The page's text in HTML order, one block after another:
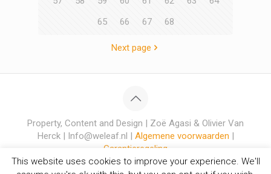
65
66 67 68
Next page
Property, Content and Design | Zoë Agasi & Olivier Van
Herck | Info@weleaf.nl | Algemene voorwaarden |
Garantieregeling
This website uses cookies to improve your experience. We'll